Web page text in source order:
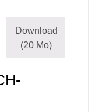
Download
(20 Mo)